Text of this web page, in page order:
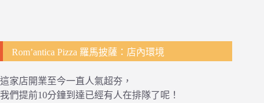
Rom’antica Pizza 羅馬披薩：店內環境
這家店開業至今一直人氣超夯，
我們提前10分鐘到達已經有人在排隊了呢！